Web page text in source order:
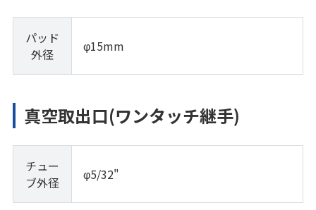
パッド
外径
φ15mm
真空取出口(ワンタッチ継手)
チュー
ブ外径
φ5/32"